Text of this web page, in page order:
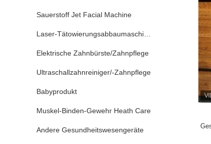
Sauerstoff Jet Facial Machine
Laser-Tätowierungsabbaumaschine
Elektrische Zahnbürste/Zahnpflege
Ultraschallzahnreiniger/-Zahnpflege
Babyprodukt
Muskel-Binden-Gewehr Heath Care
Andere Gesundheitswesengeräte